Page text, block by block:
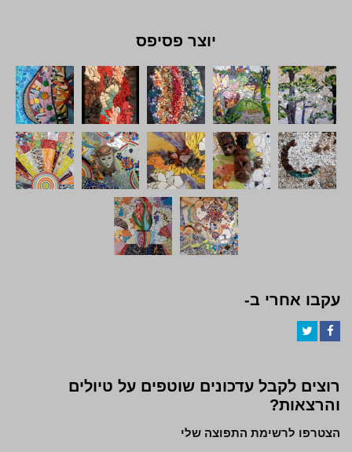
יוצר פסיפס
עקבו אחרי ב-
רוצים לקבל עדכונים שוטפים על טיולים
והרצאות?
הצטרפו לרשימת התפוצה שלי